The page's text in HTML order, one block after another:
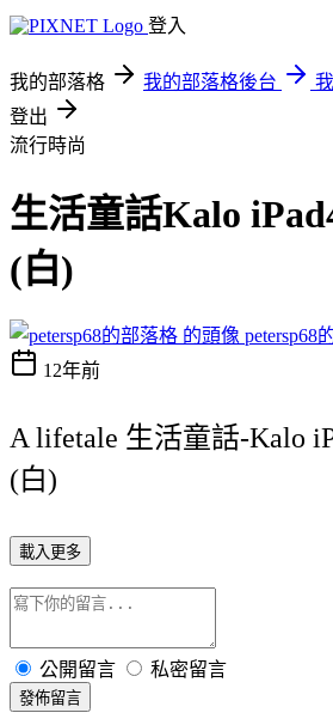
登入
我的部落格 我的部落格後台
登出
流行時尚
生活童話Kalo
(白)
petersp68
12年前
A lifetale 生活童話-Kalo
(白)
載入更多
公開留言 私密留言
發佈留言